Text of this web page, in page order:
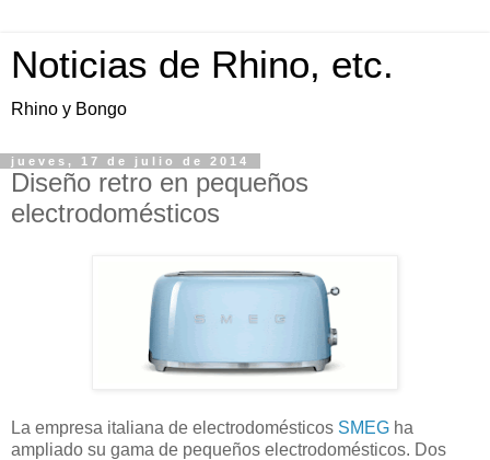
Noticias de Rhino, etc.
Rhino y Bongo
jueves, 17 de julio de 2014
Diseño retro en pequeños
electrodomésticos
La empresa italiana de electrodomésticos SMEG ha
ampliado su gama de pequeños electrodomésticos. Dos